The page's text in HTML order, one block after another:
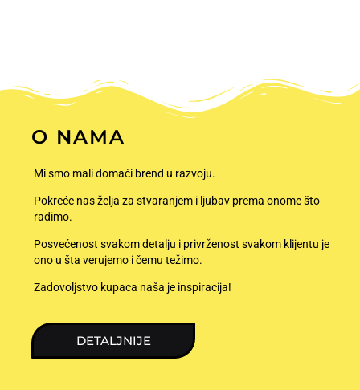
O NAMA
Mi smo mali domaći brend u razvoju.
Pokreće nas želja za stvaranjem i ljubav prema onome što
radimo.
Posvećenost svakom detalju i privrženost svakom klijentu je
ono u šta verujemo i čemu težimo.
Zadovoljstvo kupaca naša je inspiracija!
DETALJNIJE